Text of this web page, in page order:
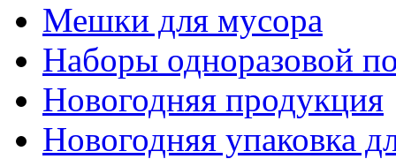
Мешки для мусора
Наборы одноразовой
Новогодняя продукция
Новогодняя упаковка